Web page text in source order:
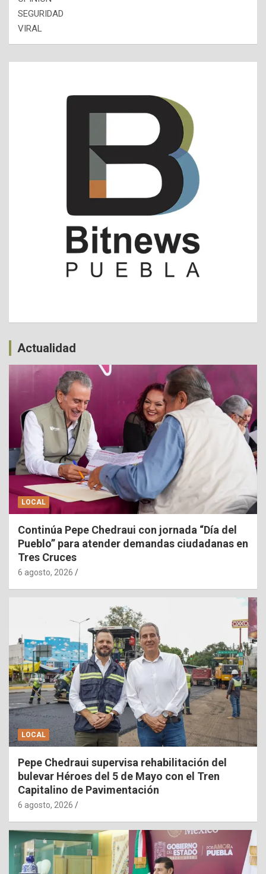
SEGURIDAD
VIRAL
Actualidad
LOCAL
Continúa Pepe Chedraui con jornada “Día del
Pueblo” para atender demandas ciudadanas en
Tres Cruces
6 agosto, 2026
LOCAL
Pepe Chedraui supervisa rehabilitación del
bulevar Héroes del 5 de Mayo con el Tren
Capitalino de Pavimentación
6 agosto, 2026